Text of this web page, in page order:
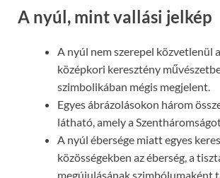
A nyúl, mint vallási jelkép
A nyúl nem szerepel közvetlenül
középkori keresztény
szimbolikában mégis megjelent.
Egyes ábrázolásokon három
látható, amely a
A nyúl ébersége miatt egyes
közösségekben az éberség, a
megújulásának szimbólumaként